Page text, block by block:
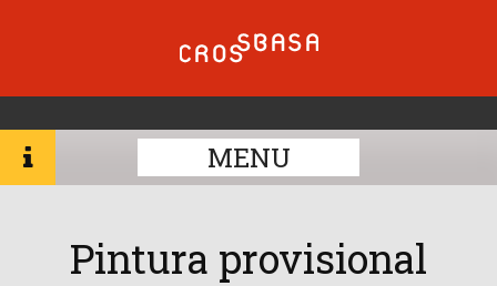
MENU
Pintura provisional